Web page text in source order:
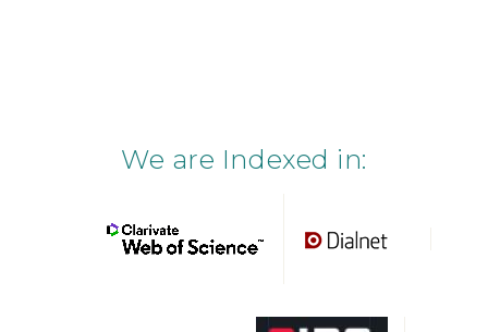
We are Indexed in: